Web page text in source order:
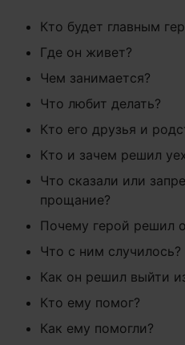
Кто будет главным
Где он живет?
Чем занимается?
Что любит делать?
Кто его друзья и
Кто и зачем решил
Что сказали или
прощание?
Почему герой решил
Что с ним случилось?
Как он решил выйти
Кто ему помог?
Как ему помогли?